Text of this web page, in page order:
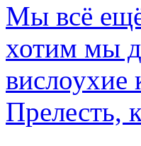
Мы всё
хотим мы
вислоухие
Прелесть,